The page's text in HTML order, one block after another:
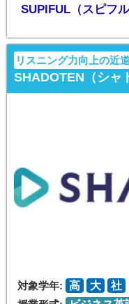
SUPIFUL（スピフル
リスニング力向上の近
SHADOTEN（シャ
対象学年: 高 大
社